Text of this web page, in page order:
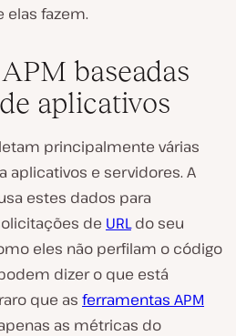
elas fazem.
baseadas
aplicativos
principalmente várias
aplicativos e servidores. A
estes dados para
de URLdo seu
eles não perfilam o código
dizer o que está
que as ferramentas APM
as métricas do